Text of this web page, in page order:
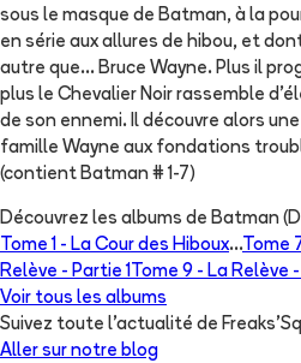
sous le masque de Batman, à la
en série aux allures de hibou, et
autre que… Bruce Wayne. Plus il
plus le Chevalier Noir rassemble
de son ennemi. Il découvre alors
famille Wayne aux fondations
(contient Batman # 1-7)
Découvrez les albums de Batman
Tome 1 - La Cour des Hiboux...Tome
Relève - Partie 1 Tome 9 - La Relève
Voir tous les albums
Suivez toute l'actualité de
Aller sur notre blog